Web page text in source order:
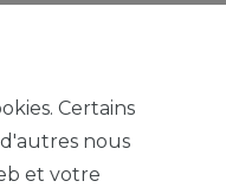
Certains
nous
et votre